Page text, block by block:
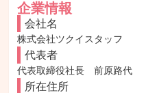
企業情報
会社名
株式会社ツクイスタッフ
代表者
代表取締役社長　前原路代
所在住所